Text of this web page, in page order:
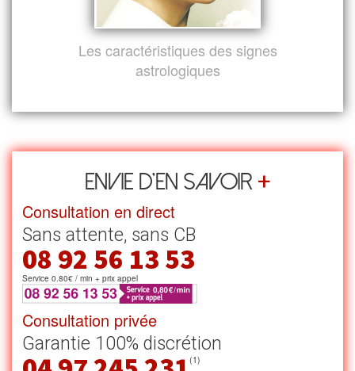
Les caractéristiques des signes
astrologiques
Envie d’en savoir +
Consultation en direct
Sans attente, sans CB
08 92 56 13 53
Service 0.80€ / min + prix appel
Consultation privée
Garantie 100% discrétion
(1)